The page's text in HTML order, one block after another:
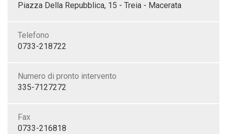
Piazza Della Repubblica, 15 - Treia - Macerata
Telefono
0733-218722
Numero di pronto intervento
335-7127272
Fax
0733-216818